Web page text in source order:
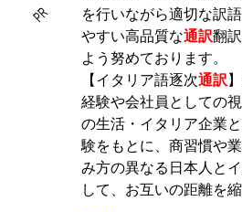
PR
を行いながら適切な訳
やすい高品質な通訳翻
よう努めております。
【イタリア語逐次通訳
経験や会社員としての
の生活・イタリア企業
験をもとに、商習慣や
み方の異なる日本人と
して、お互いの距離を